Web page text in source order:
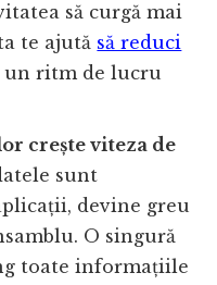
să curgă mai
te ajută să reduci
un ritm de lucru
crește viteza de
sunt
devine greu
O singură
toate informațiile